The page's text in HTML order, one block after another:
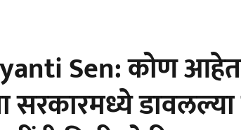
Sen: कोण
सरकारमध्ये